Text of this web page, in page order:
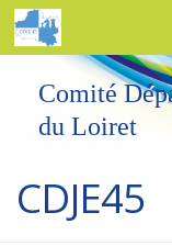
Skip to content
Comité
du Loiret
CDJE45